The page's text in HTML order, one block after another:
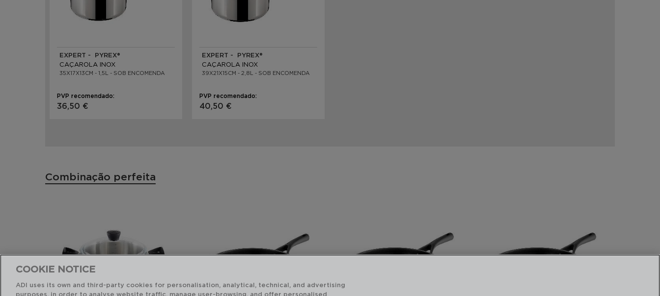
EXPERT - PYREX®
CAÇAROLA INOX
35X17X13CM - 1,5L - SOB ENCOMENDA
PVP recomendado:
36,50 €
EXPERT - PYREX®
CAÇAROLA INOX
39X21X15CM - 2,8L - SOB ENCOMENDA
PVP recomendado:
40,50 €
Combinação perfeita
COOKIE NOTICE
ADI uses its own and third-party cookies for personalisation, analytical, technical, and advertising